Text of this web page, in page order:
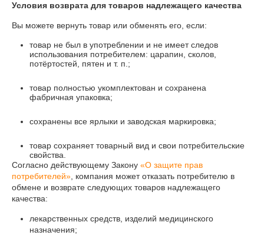
Условия возврата для товаров надлежащего качества
Вы можете вернуть товар или обменять его, если:
товар не был в употреблении и не имеет следов
использования потребителем: царапин, сколов,
потёртостей, пятен и т. п.;
товар полностью укомплектован и сохранена
фабричная упаковка;
сохранены все ярлыки и заводская маркировка;
товар сохраняет товарный вид и свои потребительские
свойства.
Согласно действующему Закону «О защите прав
потребителей» , компания может отказать потребителю в
обмене и возврате следующих товаров надлежащего
качества:
лекарственных средств, изделий медицинского
назначения;